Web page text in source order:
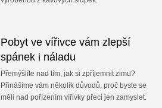
Pobyt ve vířivce vám zlepší
spánek i náladu
Přemýšlíte nad tím, jak si zpříjemnit zimu?
Přinášíme vám několik důvodů, proč byste se
měli nad pořízením vířivky přeci jen zamyslet.